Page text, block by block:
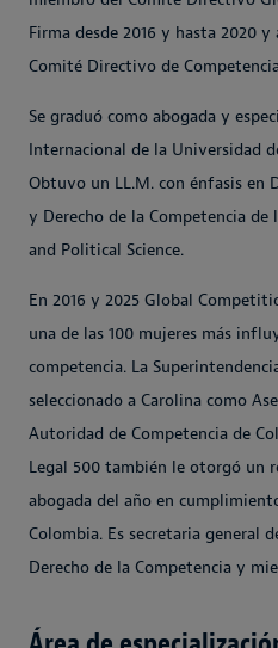
Firma desde 2016 y hasta 2020
Comité Directivo de
Se graduó como abogada y
Internacional de la Universidad
Obtuvo un LL.M. con énfasis en
y Derecho de la Competencia
and Political Science.
En 2016 y 2025 Global
una de las 100 mujeres más
competencia. La
seleccionado a Carolina como
Autoridad de Competencia de
Legal 500 también le otorgó un
abogada del año en
Colombia. Es secretaria general
Derecho de la Competencia y